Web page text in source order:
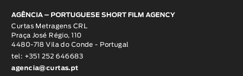
AGÊNCIA – PORTUGUESE SHORT FILM AGENCY
Curtas Metragens CRL
Praça José Régio, 110
4480-718 Vila do Conde - Portugal
tel: +351 252 646683
agencia@curtas.pt